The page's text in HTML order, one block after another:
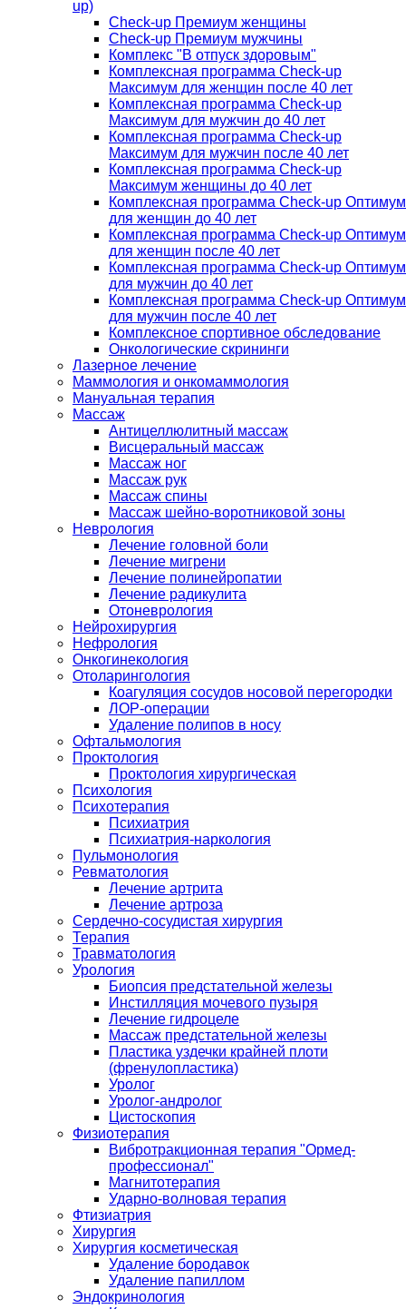
up)
Check-up Премиум женщины
Check-up Премиум мужчины
Комплекс "В отпуск здоровым"
Комплексная программа Check-up
Максимум для женщин после 40 лет
Комплексная программа Check-up
Максимум для мужчин до 40 лет
Комплексная программа Check-up
Максимум для мужчин после 40 лет
Комплексная программа Check-up
Максимум женщины до 40 лет
Комплексная программа Check-up Оптимум
для женщин до 40 лет
Комплексная программа Check-up Оптимум
для женщин после 40 лет
Комплексная программа Check-up Оптимум
для мужчин до 40 лет
Комплексная программа Check-up Оптимум
для мужчин после 40 лет
Комплексное спортивное обследование
Онкологические скрининги
Лазерное лечение
Маммология и онкомаммология
Мануальная терапия
Массаж
Антицеллюлитный массаж
Висцеральный массаж
Массаж ног
Массаж рук
Массаж спины
Массаж шейно-воротниковой зоны
Неврология
Лечение головной боли
Лечение мигрени
Лечение полинейропатии
Лечение радикулита
Отоневрология
Нейрохирургия
Нефрология
Онкогинекология
Отоларингология
Коагуляция сосудов носовой перегородки
ЛОР-операции
Удаление полипов в носу
Офтальмология
Проктология
Проктология хирургическая
Психология
Психотерапия
Психиатрия
Психиатрия-наркология
Пульмонология
Ревматология
Лечение артрита
Лечение артроза
Сердечно-сосудистая хирургия
Терапия
Травматология
Урология
Биопсия предстательной железы
Инстилляция мочевого пузыря
Лечение гидроцеле
Массаж предстательной железы
Пластика уздечки крайней плоти
(френулопластика)
Уролог
Уролог-андролог
Цистоскопия
Физиотерапия
Вибротракционная терапия "Ормед-
профессионал"
Магнитотерапия
Ударно-волновая терапия
Фтизиатрия
Хирургия
Хирургия косметическая
Удаление бородавок
Удаление папиллом
Эндокринология